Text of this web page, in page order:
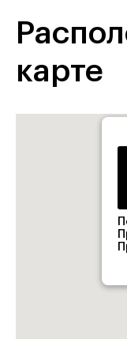
карте